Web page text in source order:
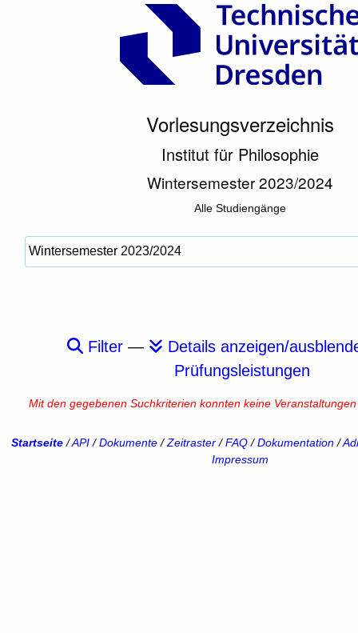
Vorlesungsverzeichnis
Institut für Philosophie
Wintersemester 2023/2024
Alle Studiengänge
Filter —
Details anzeigen/
Prüfungsleistungen
Mit den gegebenen Suchkriterien konnten keine
Startseite/API/Dokumente/Zeitraster/FAQ/Dokumentation/
Impressum